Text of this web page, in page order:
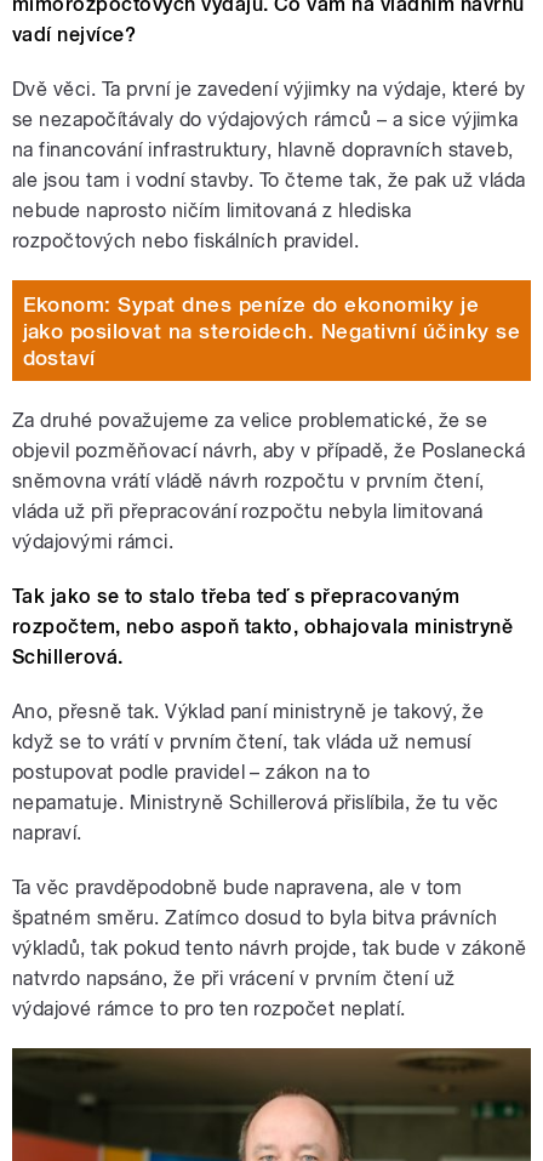
vadí nejvíce?
Dvě věci. Ta první je zavedení výjimky na výdaje, které by
se nezapočítávaly do výdajových rámců – a sice výjimka
na financování infrastruktury, hlavně dopravních staveb,
ale jsou tam i vodní stavby. To čteme tak, že pak už vláda
nebude naprosto ničím limitovaná z hlediska
rozpočtových nebo fiskálních pravidel.
Ekonom: Sypat dnes peníze do ekonomiky je
jako posilovat na steroidech. Negativní účinky se
dostaví
Za druhé považujeme za velice problematické, že se
objevil pozměňovací návrh, aby v případě, že Poslanecká
sněmovna vrátí vládě návrh rozpočtu v prvním čtení,
vláda už při přepracování rozpočtu nebyla limitovaná
výdajovými rámci.
Tak jako se to stalo třeba teď s přepracovaným
rozpočtem, nebo aspoň takto, obhajovala ministryně
Schillerová.
Ano, přesně tak. Výklad paní ministryně je takový, že
když se to vrátí v prvním čtení, tak vláda už nemusí
postupovat podle pravidel – zákon na to
nepamatuje. Ministryně Schillerová přislíbila, že tu věc
napraví.
Ta věc pravděpodobně bude napravena, ale v tom
špatném směru. Zatímco dosud to byla bitva právních
výkladů, tak pokud tento návrh projde, tak bude v zákoně
natvrdo napsáno, že při vrácení v prvním čtení už
výdajové rámce to pro ten rozpočet neplatí.